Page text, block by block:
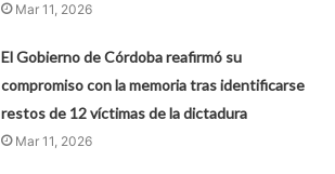
Mar 11, 2026
El Gobierno de Córdoba reafirmó su
compromiso con la memoria tras identificarse
restos de 12 víctimas de la dictadura
Mar 11, 2026